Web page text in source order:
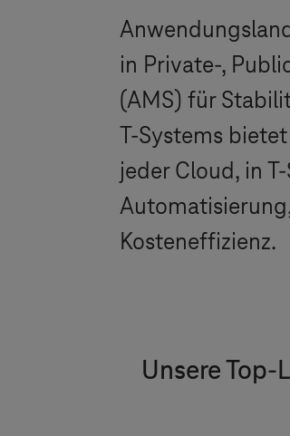
in Private-,
(AMS) für
T-Systems
jeder Cloud, in
Kosteneffizienz.
Unsere Top-